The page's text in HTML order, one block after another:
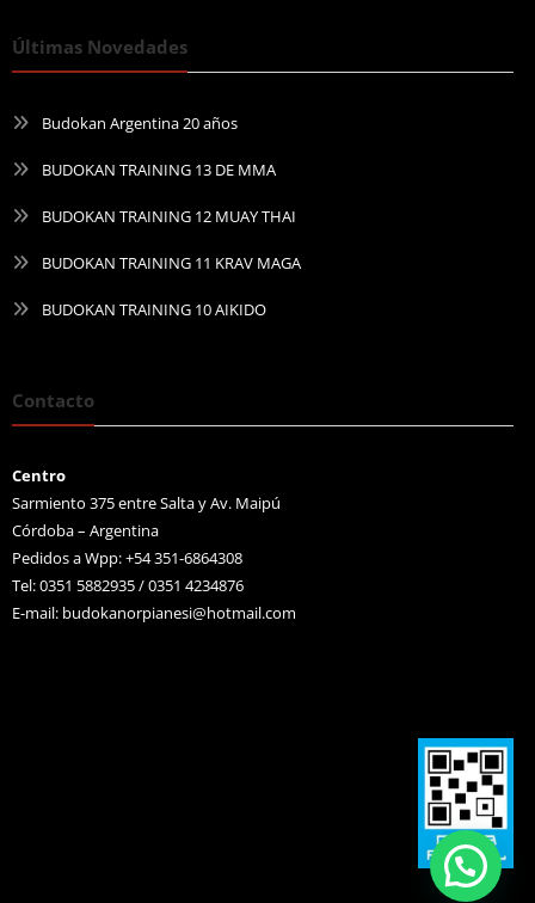
Últimas Novedades
Budokan Argentina 20 años
BUDOKAN TRAINING 13 DE MMA
BUDOKAN TRAINING 12 MUAY THAI
BUDOKAN TRAINING 11 KRAV MAGA
BUDOKAN TRAINING 10 AIKIDO
Contacto
Centro
Sarmiento 375 entre Salta y Av. Maipú
Córdoba – Argentina
Pedidos a Wpp: +54 351-6864308
Tel: 0351 5882935 / 0351 4234876
E-mail: budokanorpianesi@hotmail.com